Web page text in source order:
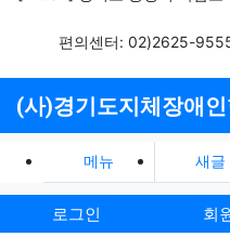
편의센터: 02)2625-
(사)경기도지체장애
메뉴 새글
로그인 회